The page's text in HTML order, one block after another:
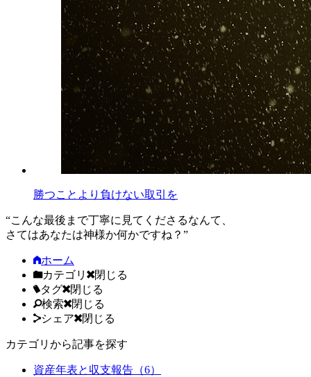
勝つことより負けない取引を
“こんな最後まで丁寧に見てくださるなんて、
さてはあなたは神様か何かですね？”
ホーム
カテゴリ
閉じる
タグ
閉じる
検索
閉じる
シェア
閉じる
カテゴリから記事を探す
資産年表と収支報告（6）